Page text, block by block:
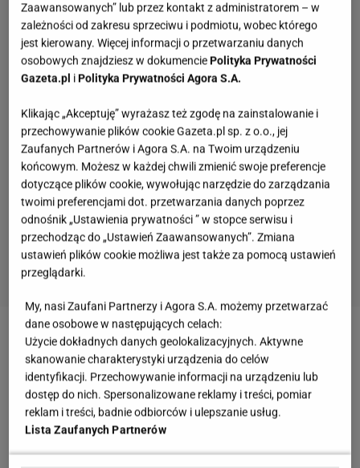
Kulinarny quiz wiedzy. 11/11 zdobędą tylko
prawdziwi smakosze!
Sieć ma oczy czy oka? Quiz tak podchwytliwy, że
złapiesz się za głowę!
Zaawansowanych” lub przez kontakt z administratorem – w
zależności od zakresu sprzeciwu i podmiotu, wobec którego
jest kierowany. Więcej informacji o przetwarzaniu danych
osobowych znajdziesz w dokumencie Polityka Prywatności
Gazeta.pl i Polityka Prywatności Agora S.A.
Klikając „Akceptuję” wyrażasz też zgodę na zainstalowanie i
przechowywanie plików cookie Gazeta.pl sp. z o.o., jej
Zaufanych Partnerów i Agora S.A. na Twoim urządzeniu
końcowym. Możesz w każdej chwili zmienić swoje preferencje
dotyczące plików cookie, wywołując narzędzie do zarządzania
twoimi preferencjami dot. przetwarzania danych poprzez
odnośnik „Ustawienia prywatności ” w stopce serwisu i
przechodząc do „Ustawień Zaawansowanych”. Zmiana
ustawień plików cookie możliwa jest także za pomocą ustawień
przeglądarki.
My, nasi Zaufani Partnerzy i Agora S.A. możemy przetwarzać
dane osobowe w następujących celach:
Użycie dokładnych danych geolokalizacyjnych. Aktywne
skanowanie charakterystyki urządzenia do celów
identyfikacji. Przechowywanie informacji na urządzeniu lub
dostęp do nich. Spersonalizowane reklamy i treści, pomiar
reklam i treści, badnie odbiorców i ulepszanie usług.
Lista Zaufanych Partnerów